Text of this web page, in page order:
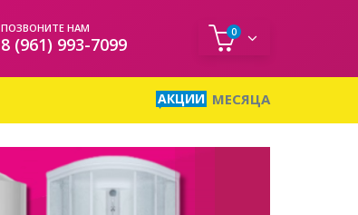
ПОЗВОНИТЕ НАМ
8 (961) 993-7099
0
МЕСЯЦА
АКЦИИ